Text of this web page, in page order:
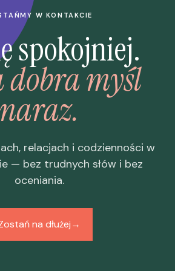
W KONTAKCIE
spokojniej.
dobra myśl
naraz.
relacjach i codzienności w
— bez trudnych słów i bez
oceniania.
na dłużej→